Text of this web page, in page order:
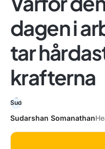
dagen i
tar
krafterna
Sudarshan Somanathan